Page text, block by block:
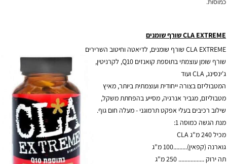
CLA EXTREME שורף שומנים
CLA EXTREME שורף שומנים, לדיאטה וחיטוב השרירים
שורף שומן עוצמתי בתוספת קואנזים Q10, לקרניטין,
ג'ינסינג, CLA ועוד
המטבוליזם בצורה ייחודית ועוצמתית ביותר, מאיץ
מטבוליזם, מגביר אנרגיה, מסייע בהפחתת משקל,
שילוב רכיבים בעלי אפקט תרמוגני - מעלה חום גוף.
מנת הגשה כמוסה 1:
מכיל 240 מ"ג CLA
גוארנה (קפאין).........100 מ"ג
תה ירוק ................. 250 מ"ג